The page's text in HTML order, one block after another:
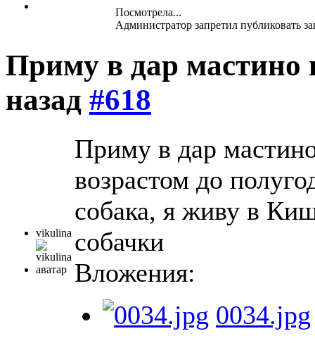
Посмотрела...
Администратор запретил публиковать
Приму в дар мастино
назад #618
vikulina
Приму в дар
возрастом до
собака, я живу в
собачки
Вложения:
0034.jpg